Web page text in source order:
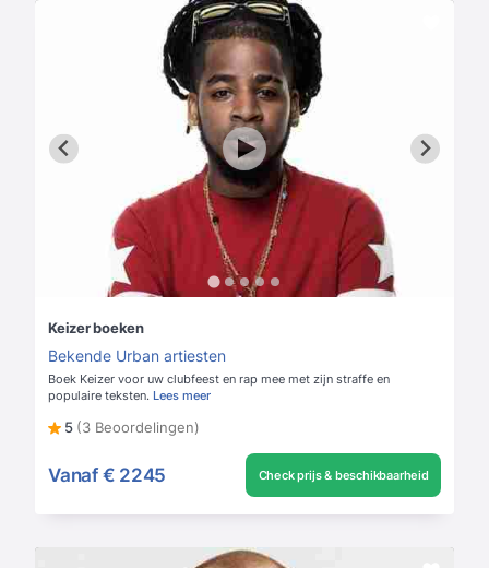
Keizer boeken
Bekende Urban artiesten
Boek Keizer voor uw clubfeest en rap mee met zijn straffe en
populaire teksten. Lees meer
5 (3 Beoordelingen)
Vanaf € 2245 Check prijs & beschikbaarheid